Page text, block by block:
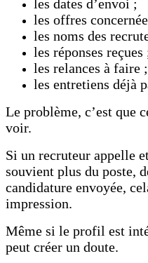
les dates d’envoi ;
les offres
les noms des
les réponses reçues
les relances à faire ;
les entretiens déjà
Le problème, c’est que
voir.
Si un recruteur appelle
souvient plus du poste,
candidature envoyée,
impression.
Même si le profil est
peut créer un doute.